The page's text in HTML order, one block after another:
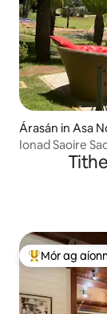
Árasán in Asa
Ionad Saoire
An-mhór ag
Mór ag